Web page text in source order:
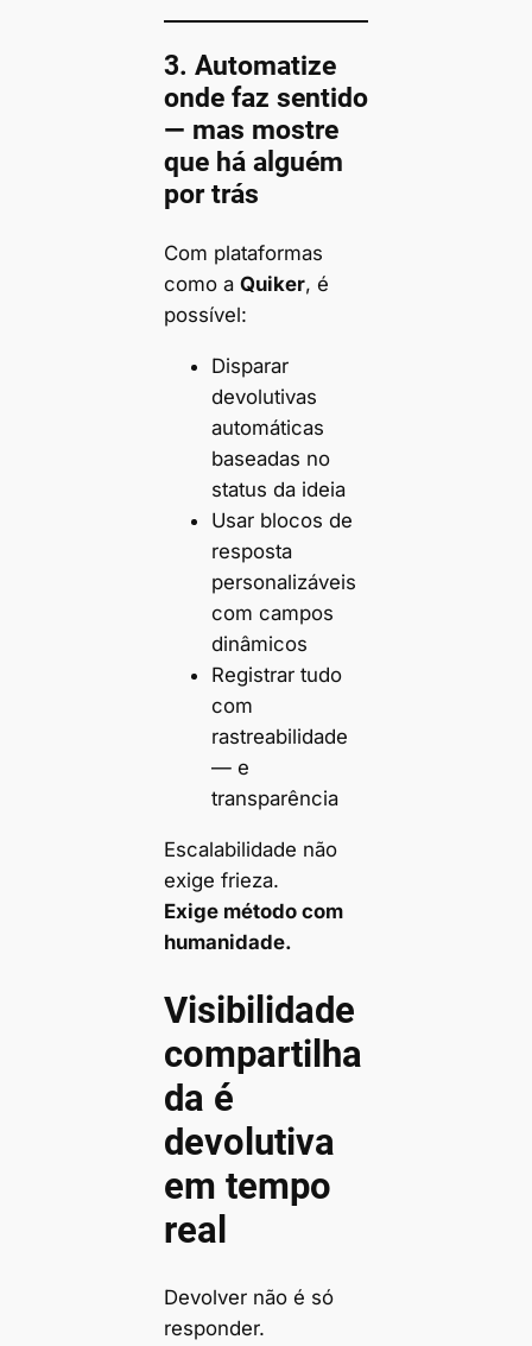
3. Automatize
onde faz sentido
— mas mostre
que há alguém
por trás
Com plataformas
como a Quiker, é
possível:
Disparar
devolutivas
automáticas
baseadas no
status da ideia
Usar blocos de
resposta
personalizáveis
com campos
dinâmicos
Registrar tudo
com
rastreabilidade
— e
transparência
Escalabilidade não
exige frieza.
Exige método com
humanidade.
Visibilidade
compartilha
da é
devolutiva
em tempo
real
Devolver não é só
responder.